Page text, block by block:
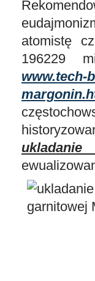
atomistę
196229
www.tech-